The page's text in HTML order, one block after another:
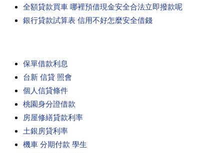
全額貸款買車 哪裡預借現金安全合法立即撥款呢
銀行貸款試算表 信用不好怎麼安全借錢
保單借款利息
台新 信貸 照會
個人信貸條件
桃園身分證借款
房屋修繕貸款利率
土銀房貸利率
機車 分期付款 學生